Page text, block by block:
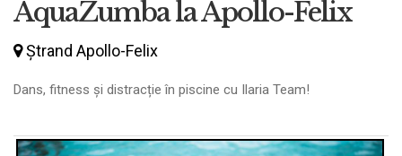
AquaZumba la Apollo-Felix
Ştrand Apollo-Felix
Dans, fitness și distracție în piscine cu Ilaria Team!